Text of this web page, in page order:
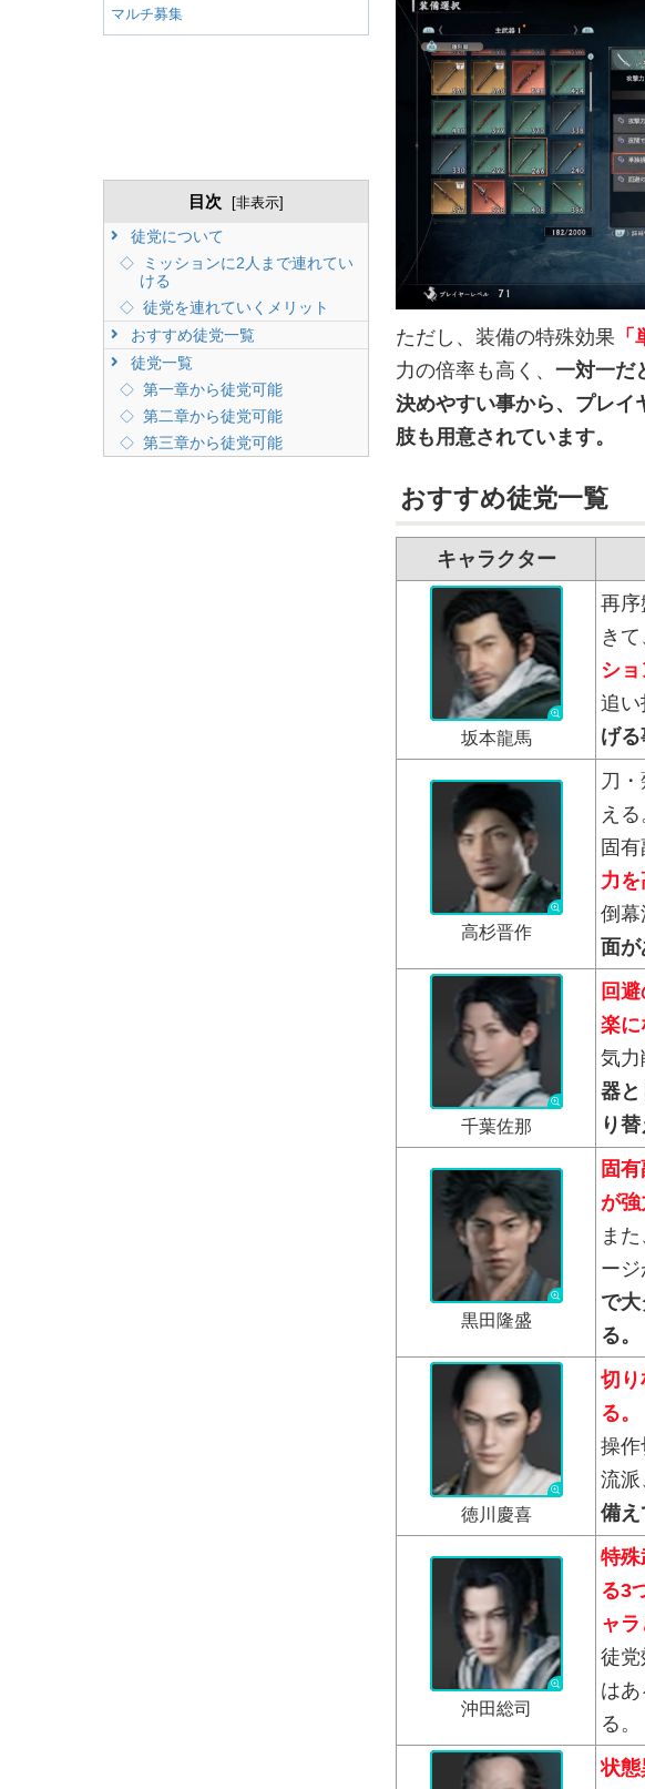
マルチ募集
目次 [非表示]
徒党について
ミッションに2人まで連れてい
ける
徒党を連れていくメリット
おすすめ徒党一覧
徒党一覧
第一章から徒党可能
第二章から徒党可能
第三章から徒党可能
ただし、装備の特殊効果
力の倍率も高く、 一対一だ
決めやすい事から、プレイ
肢も用意されています。
おすすめ徒党一覧
キャラクター
坂本龍馬
再序
きて
ショ
追い
げる
高杉晋作
刀
える
固
力を
倒幕
面が
千葉佐那
回
楽に
気力
器と
り
黒田隆盛
固
が強
ま
ージ
で
る。
徳川慶喜
切り
る。
操作
流派
備え
沖田総司
特殊
る3
ャラ
徒党
は
る。
状態